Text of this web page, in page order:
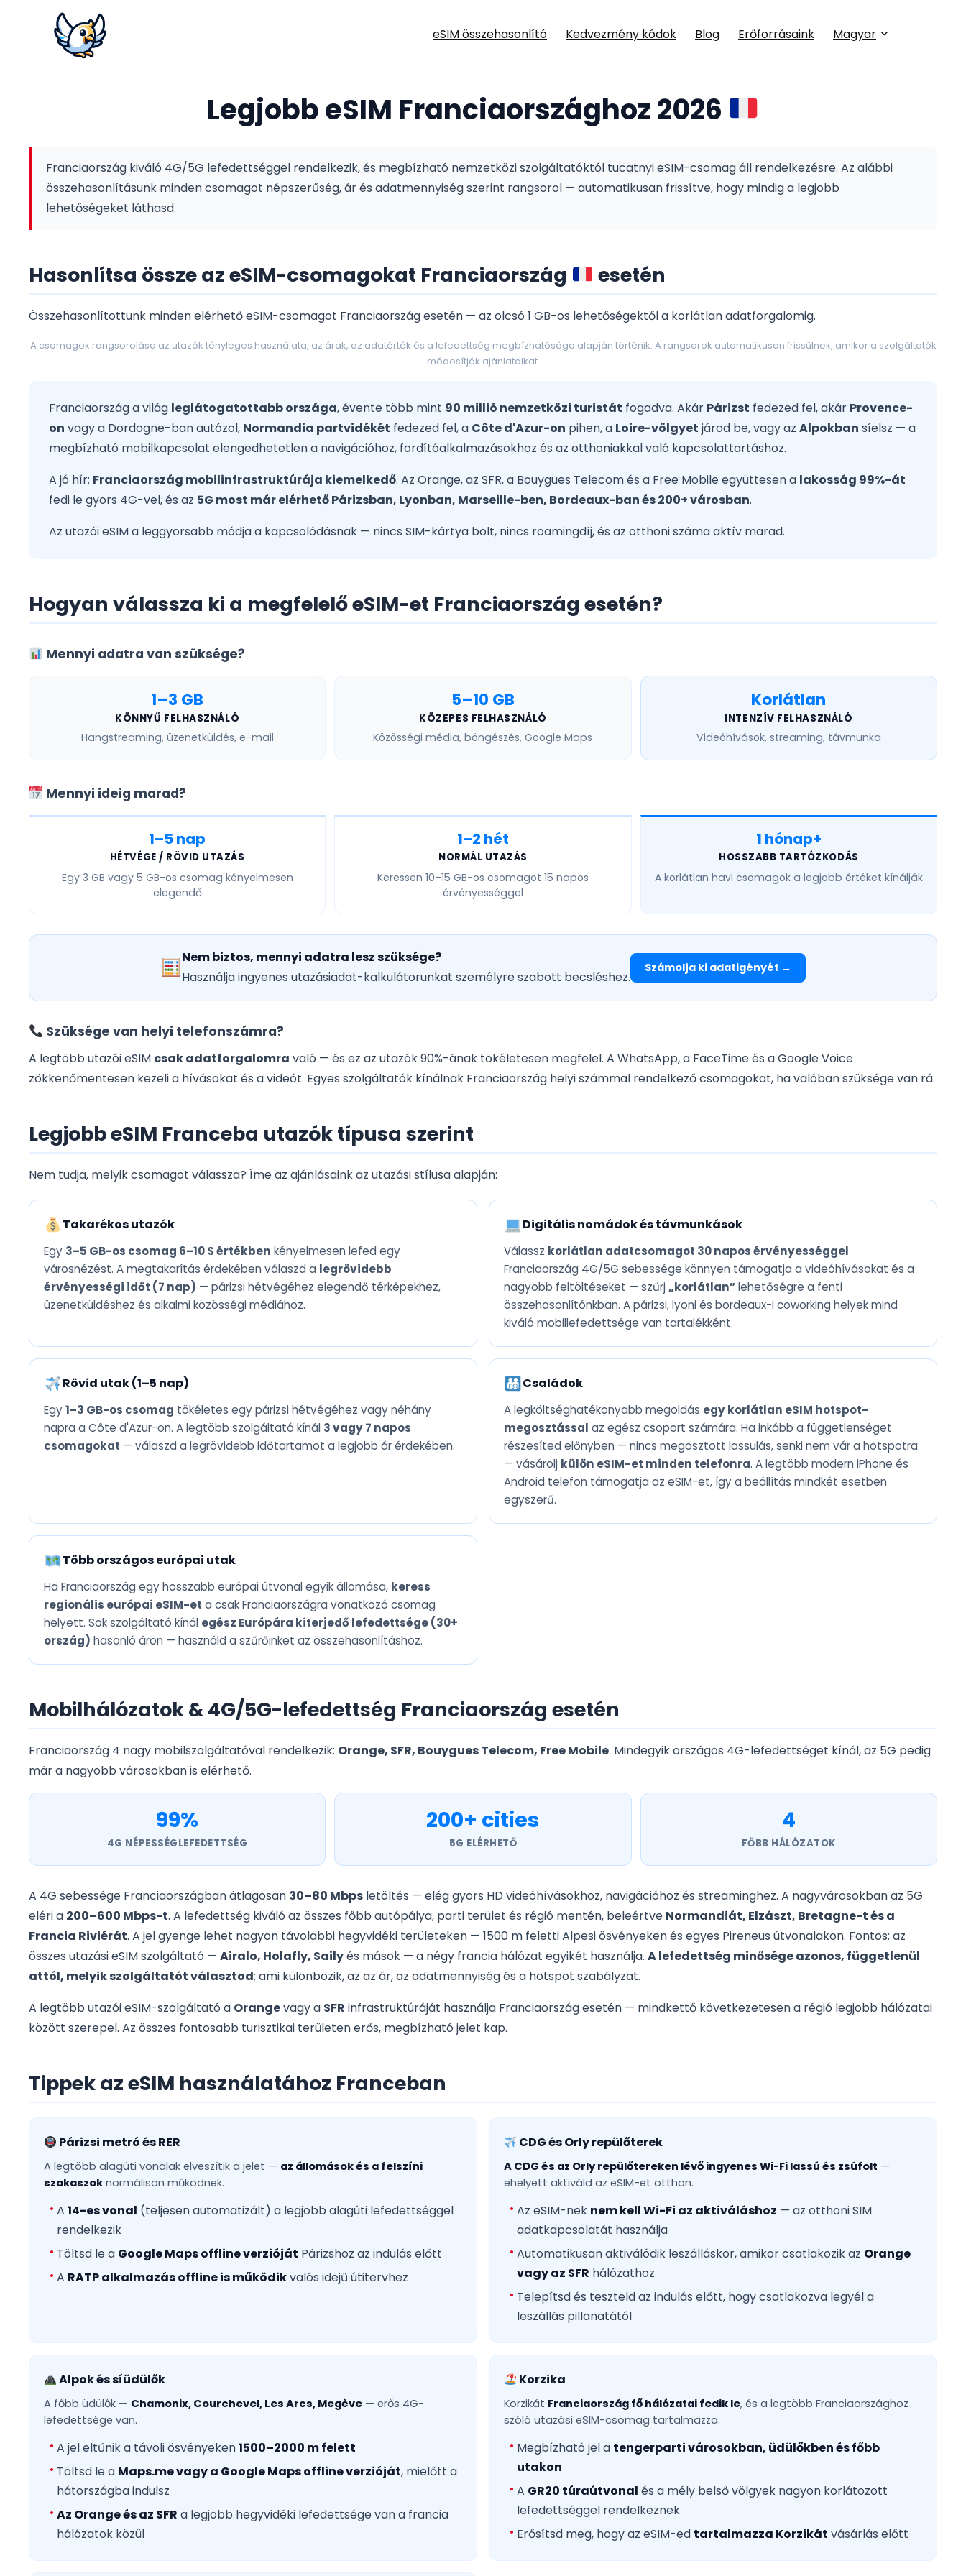
eSIM összehasonlító Kedvezmény kódok Blog Erőforrásaink Magyar
Legjobb eSIM Franciaországhoz 2026
Franciaország kiváló 4G/5G lefedettséggel rendelkezik, és megbízható nemzetközi szolgáltatóktól tucatnyi eSIM-csomag áll rendelkezésre. Az alábbi
összehasonlításunk minden csomagot népszerűség, ár és adatmennyiség szerint rangsorol — automatikusan frissítve, hogy mindig a legjobb
lehetőségeket láthasd.
Hasonlítsa össze az eSIM-csomagokat Franciaország esetén
Összehasonlítottunk minden elérhető eSIM-csomagot Franciaország esetén — az olcsó 1 GB-os lehetőségektől a korlátlan adatforgalomig.
A csomagok rangsorolása az utazók tényleges használata, az árak, az adatérték és a lefedettség megbízhatósága alapján történik. A rangsorok automatikusan frissülnek, amikor a szolgáltatók
módosítják ajánlataikat.
Franciaország a világ leglátogatottabb országa, évente több mint 90 millió nemzetközi turistát fogadva. Akár Párizst fedezed fel, akár Provence-
on vagy a Dordogne-ban autózol, Normandia partvidékét fedezed fel, a Côte d'Azur-on pihen, a Loire-völgyet járod be, vagy az Alpokban síelsz — a
megbízható mobilkapcsolat elengedhetetlen a navigációhoz, fordítóalkalmazásokhoz és az otthoniakkal való kapcsolattartáshoz.
A jó hír: Franciaország mobilinfrastruktúrája kiemelkedő. Az Orange, az SFR, a Bouygues Telecom és a Free Mobile együttesen a lakosság 99%-át
fedi le gyors 4G-vel, és az 5G most már elérhető Párizsban, Lyonban, Marseille-ben, Bordeaux-ban és 200+ városban.
Az utazói eSIM a leggyorsabb módja a kapcsolódásnak — nincs SIM-kártya bolt, nincs roamingdíj, és az otthoni száma aktív marad.
Hogyan válassza ki a megfelelő eSIM-et Franciaország esetén?
Mennyi adatra van szüksége?
1–3 GB
KÖNNYŰ FELHASZNÁLÓ
Hangstreaming, üzenetküldés, e-mail
5–10 GB
KÖZEPES FELHASZNÁLÓ
Közösségi média, böngészés, Google Maps
Korlátlan
INTENZÍV FELHASZNÁLÓ
Videóhívások, streaming, távmunka
Mennyi ideig marad?
1–5 nap
HÉTVÉGE / RÖVID UTAZÁS
Egy 3 GB vagy 5 GB-os csomag kényelmesen
elegendő
1–2 hét
NORMÁL UTAZÁS
Keressen 10–15 GB-os csomagot 15 napos
érvényességgel
1 hónap+
HOSSZABB TARTÓZKODÁS
A korlátlan havi csomagok a legjobb értéket kínálják
Nem biztos, mennyi adatra lesz szüksége?
Használja ingyenes utazásiadat-kalkulátorunkat személyre szabott becsléshez.
Számolja ki adatigényét →
Szüksége van helyi telefonszámra?
A legtöbb utazói eSIM csak adatforgalomra való — és ez az utazók 90%-ának tökéletesen megfelel. A WhatsApp, a FaceTime és a Google Voice
zökkenőmentesen kezeli a hívásokat és a videót. Egyes szolgáltatók kínálnak Franciaország helyi számmal rendelkező csomagokat, ha valóban szüksége van rá.
Legjobb eSIM Franceba utazók típusa szerint
Nem tudja, melyik csomagot válassza? Íme az ajánlásaink az utazási stílusa alapján:
Takarékos utazók
Egy 3–5 GB-os csomag 6–10 $ értékben kényelmesen lefed egy
városnézést. A megtakarítás érdekében válaszd a legrövidebb
érvényességi időt (7 nap) — párizsi hétvégéhez elegendő térképekhez,
üzenetküldéshez és alkalmi közösségi médiához.
Digitális nomádok és távmunkások
Válassz korlátlan adatcsomagot 30 napos érvényességgel.
Franciaország 4G/5G sebessége könnyen támogatja a videóhívásokat és a
nagyobb feltöltéseket — szűrj „korlátlan”lehetőségre a fenti
összehasonlítónkban. A párizsi, lyoni és bordeaux-i coworking helyek mind
kiváló mobillefedettsége van tartalékként.
Rövid utak (1–5 nap)
Egy1–3 GB-os csomag tökéletes egy párizsi hétvégéhez vagy néhány
napra a Côte d'Azur-on. A legtöbb szolgáltató kínál 3 vagy 7 napos
csomagokat — válaszd a legrövidebb időtartamot a legjobb ár érdekében.
Családok
A legköltséghatékonyabb megoldás egy korlátlan eSIM hotspot-
megosztással az egész csoport számára. Ha inkább a függetlenséget
részesíted előnyben — nincs megosztott lassulás, senki nem vár a hotspotra
— vásárolj külön eSIM-et minden telefonra. A legtöbb modern iPhone és
Android telefon támogatja az eSIM-et, így a beállítás mindkét esetben
egyszerű.
Több országos európai utak
Ha Franciaország egy hosszabb európai útvonal egyik állomása, keress
regionális európai eSIM-et a csak Franciaországra vonatkozó csomag
helyett. Sok szolgáltató kínál egész Európára kiterjedő lefedettsége (30+
ország) hasonló áron — használd a szűrőinket az összehasonlításhoz.
Mobilhálózatok & 4G/5G-lefedettség Franciaország esetén
Franciaország 4 nagy mobilszolgáltatóval rendelkezik: Orange, SFR, Bouygues Telecom, Free Mobile. Mindegyik országos 4G-lefedettséget kínál, az 5G pedig
már a nagyobb városokban is elérhető.
99%
4G NÉPESSÉGLEFEDETTSÉG
200+ cities
5G ELÉRHETŐ
4
FŐBB HÁLÓZATOK
A 4G sebessége Franciaországban átlagosan 30–80 Mbps letöltés — elég gyors HD videóhívásokhoz, navigációhoz és streaminghez. A nagyvárosokban az 5G
eléri a 200–600 Mbps-t. A lefedettség kiváló az összes főbb autópálya, parti terület és régió mentén, beleértve Normandiát, Elzászt, Bretagne-t és a
Francia Riviérát. A jel gyenge lehet nagyon távolabbi hegyvidéki területeken — 1500 m feletti Alpesi ösvényeken és egyes Pireneus útvonalakon. Fontos: az
összes utazási eSIM szolgáltató — Airalo, Holafly, Sailyés mások — a négy francia hálózat egyikét használja. A lefedettség minősége azonos, függetlenül
attól, melyik szolgáltatót választod; ami különbözik, az az ár, az adatmennyiség és a hotspot szabályzat.
A legtöbb utazói eSIM-szolgáltató a Orangevagy a SFR infrastruktúráját használja Franciaország esetén — mindkettő következetesen a régió legjobb hálózatai
között szerepel. Az összes fontosabb turisztikai területen erős, megbízható jelet kap.
Tippek az eSIM használatához Franceban
Párizsi metró és RER
A legtöbb alagúti vonalak elveszítik a jelet — az állomások és a felszíni
szakaszok normálisan működnek.
A 14-es vonal (teljesen automatizált) a legjobb alagúti lefedettséggel
rendelkezik
Töltsd le a Google Maps offline verzióját Párizshoz az indulás előtt
A RATP alkalmazás offline is működikvalós idejű útitervhez
CDG és Orly repülőterek
A CDG és az Orly repülőtereken lévő ingyenes Wi-Fi lassú és zsúfolt —
ehelyett aktiváld az eSIM-et otthon.
Az eSIM-nek nem kell Wi-Fi az aktiváláshoz — az otthoni SIM
adatkapcsolatát használja
Automatikusan aktiválódik leszálláskor, amikor csatlakozik az Orange
vagy az SFR hálózathoz
Telepítsd és teszteld az indulás előtt, hogy csatlakozva legyél a
leszállás pillanatától
Alpok és síüdülők
A főbb üdülők — Chamonix, Courchevel, Les Arcs, Megève — erős 4G-
lefedettsége van.
A jel eltűnik a távoli ösvényeken1500–2000 m felett
Töltsd le a Maps.me vagy a Google Maps offline verzióját, mielőtt a
hátországba indulsz
Az Orange és az SFR a legjobb hegyvidéki lefedettsége van a francia
hálózatok közül
Korzika
Korzikát Franciaország fő hálózatai fedik le, és a legtöbb Franciaországhoz
szóló utazási eSIM-csomag tartalmazza.
Megbízható jel a tengerparti városokban, üdülőkben és főbb
utakon
A GR20 túraútvonal és a mély belső völgyek nagyon korlátozott
lefedettséggel rendelkeznek
Erősítsd meg, hogy az eSIM-ed tartalmazza Korzikát vásárlás előtt